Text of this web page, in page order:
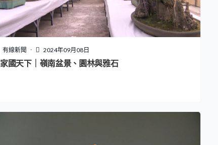
有線新聞 2024年09月08日
家國天下｜嶺南盆景、園林與雅石